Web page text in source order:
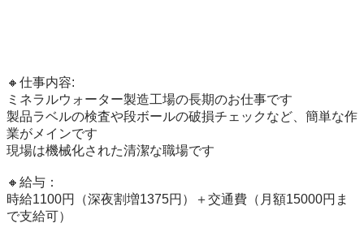
🔸仕事内容:
ミネラルウォーター製造工場の長期のお仕事です
製品ラベルの検査や段ボールの破損チェックなど、簡単な作
業がメインです
現場は機械化された清潔な職場です
🔸給与：
時給1100円（深夜割増1375円）＋交通費（月額15000円ま
で支給可）